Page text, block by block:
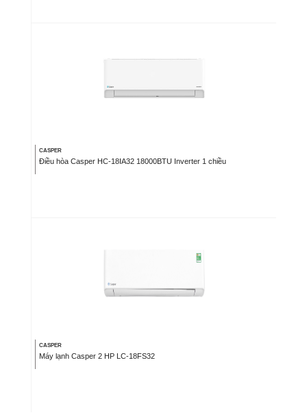
CASPER
Điều hòa Casper HC-18IA32 18000BTU Inverter 1 chiều
CASPER
Máy lạnh Casper 2 HP LC-18FS32